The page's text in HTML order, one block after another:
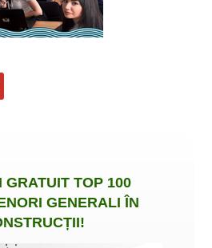
GRATUIT TOP 100
GENERALI ÎN
!